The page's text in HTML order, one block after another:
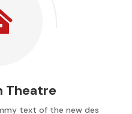
Theatre
text of the new des